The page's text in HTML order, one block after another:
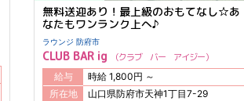
無料送迎あり！最上級のおもてなし☆あ
なたもワンランク上へ♪
ラウンジ 防府市
CLUB BAR ig クラブ バー アイジー
給与
時給 1,800円 ～
所在地
山口県防府市天神1丁目7-29